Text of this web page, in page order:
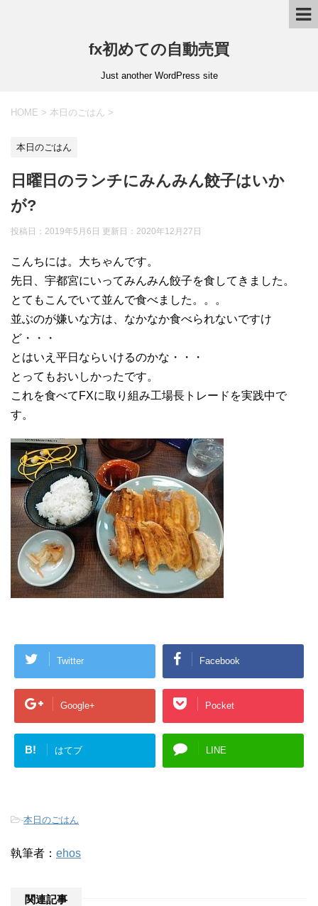
fx初めての自動売買
Just another WordPress site
HOME > 本日のごはん >
本日のごはん
日曜日のランチにみんみん餃子はいか
が?
投稿日：2019年5月6日 更新日： 2020年12月27日
こんちには。大ちゃんです。
先日、宇都宮にいってみんみん餃子を食してきました。
とてもこんでいて並んで食べました。。。
並ぶのが嫌いな方は、なかなか食べられないですけ
ど・・・
とはいえ平日ならいけるのかな・・・
とってもおいしかったです。
これを食べてFXに取り組み工場長トレードを実践中で
す。
Twitter Facebook
Google+ Pocket
B! はてブ LINE
-本日のごはん
執筆者： ehos
関連記事